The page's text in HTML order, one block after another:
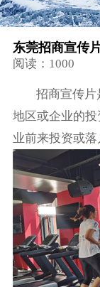
东莞招商宣传
阅读：1000
招商宣传片
地区或企业的
业前来投资或落